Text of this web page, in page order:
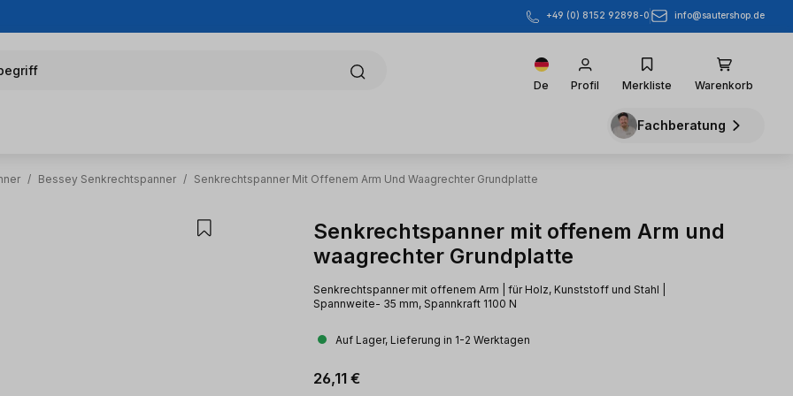
+49 (0) 8152 92898-0 info@sautershop.de
De Profil Merkliste Warenkorb
Fachberatung
/ Bessey Senkrechtspanner / Senkrechtspanner Mit Offenem Arm Und Waagrechter Grundplatte
Senkrechtspanner mit offenem Arm und
waagrechter Grundplatte
Senkrechtspanner mit offenem Arm | für Holz, Kunststoff und Stahl |
Spannweite- 35 mm, Spannkraft 1100 N
Auf Lager, Lieferung in 1-2 Werktagen
Regulärer Preis:
26,11 €